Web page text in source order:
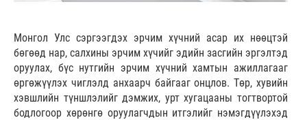
Монгол Улс сэргээгдэх эрчим хүчний асар их нөөцтэй
бөгөөд нар, салхины эрчим хүчийг эдийн засгийн эргэлтэд
оруулах, бүс нутгийн эрчим хүчний хамтын ажиллагааг
өргөжүүлэх чиглэлд анхаарч байгааг онцлов. Төр, хувийн
хэвшлийн түншлэлийг дэмжих, урт хугацааны тогтвортой
бодлогоор хөрөнгө оруулагчдын итгэлийг нэмэгдүүлэхэд